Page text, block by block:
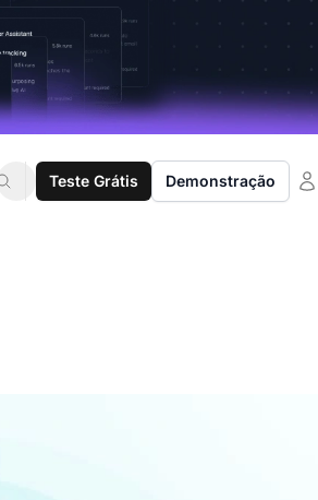
Teste Grátis Demonstração